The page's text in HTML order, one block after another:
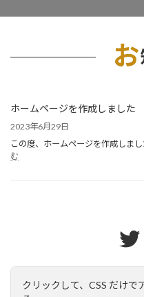
お
ホームページを作成しました
2023年6月29日
この度、ホームページを作成しま
む
成
ま
クリックして、CSS だけ